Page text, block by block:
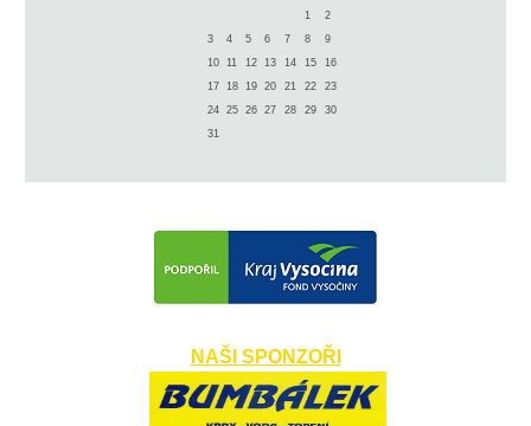
1
2
3
4 5 6 7 8
9
10
11 12 13 14 15
16
17
18 19 20 21 22
23
24
25 26 27 28 29
30
31
NAŠI SPONZOŘI